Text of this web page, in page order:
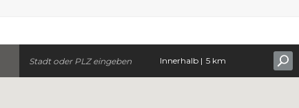
Innerhalb | 5 km